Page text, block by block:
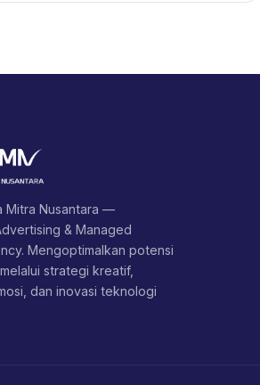
Mitra Nusantara —
& Managed
Mengoptimalkan potensi
strategi kreatif,
dan inovasi teknologi